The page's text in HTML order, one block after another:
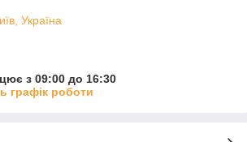
Україна
з 09:00 до 16:30
графік роботи